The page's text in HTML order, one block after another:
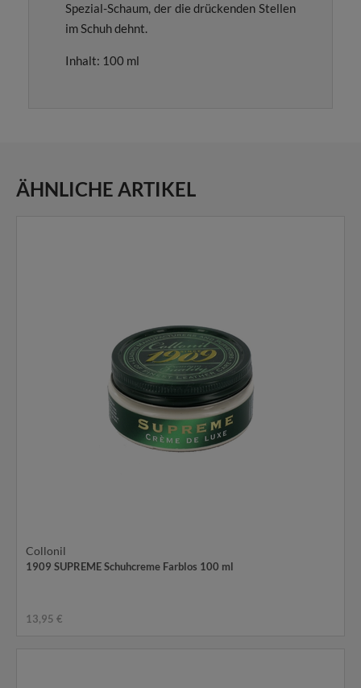
Spezial-Schaum, der die drückenden Stellen
im Schuh dehnt.
Inhalt: 100 ml
ÄHNLICHE ARTIKEL
Collonil
1909 SUPREME Schuhcreme Farblos 100 ml
13,95 €